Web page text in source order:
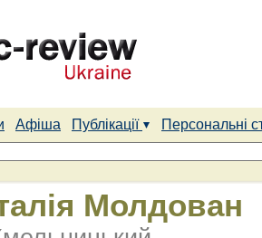
Афіша Публікації
Персональні
Молдован